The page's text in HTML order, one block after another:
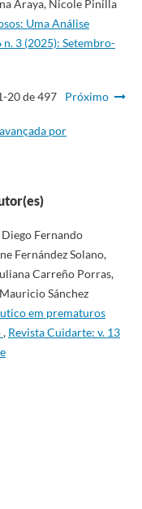
Araya, Nicole Pinilla
Uma Análise
3 (2025): Setembro-
20 de 497 Próximo
por
Fernando
Fernández Solano,
Carreño Porras,
Sánchez
em prematuros
, Revista Cuidarte: v. 13